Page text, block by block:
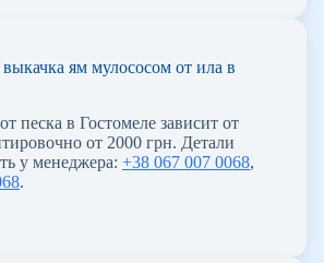
ям мулососом от ила в
песка в Гостомеле зависит от
от 2000 грн. Детали
у менеджера: +38 067 007 0068,
.